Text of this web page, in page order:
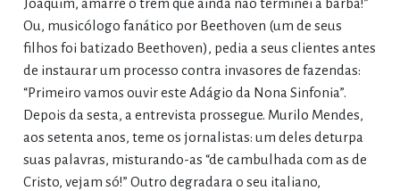
Joaquim, amarre o trem que ainda não terminei a barba!”
Ou, musicólogo fanático por Beethoven (um de seus
filhos foi batizado Beethoven), pedia a seus clientes antes
de instaurar um processo contra invasores de fazendas:
“Primeiro vamos ouvir este Adágio da Nona Sinfonia”.
Depois da sesta, a entrevista prossegue. Murilo Mendes,
aos setenta anos, teme os jornalistas: um deles deturpa
suas palavras, misturando-as “de cambulhada com as de
Cristo, vejam só!” Outro degradara o seu italiano,